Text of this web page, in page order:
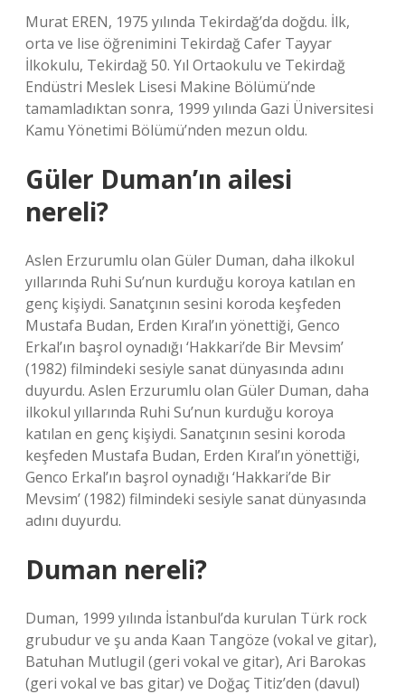
Murat EREN, 1975 yılında Tekirdağ’da doğdu. İlk,
orta ve lise öğrenimini Tekirdağ Cafer Tayyar
İlkokulu, Tekirdağ 50. Yıl Ortaokulu ve Tekirdağ
Endüstri Meslek Lisesi Makine Bölümü’nde
tamamladıktan sonra, 1999 yılında Gazi Üniversitesi
Kamu Yönetimi Bölümü’nden mezun oldu.
Güler Duman’ın ailesi
nereli?
Aslen Erzurumlu olan Güler Duman, daha ilkokul
yıllarında Ruhi Su’nun kurduğu koroya katılan en
genç kişiydi. Sanatçının sesini koroda keşfeden
Mustafa Budan, Erden Kıral’ın yönettiği, Genco
Erkal’ın başrol oynadığı ‘Hakkari’de Bir Mevsim’
(1982) filmindeki sesiyle sanat dünyasında adını
duyurdu. Aslen Erzurumlu olan Güler Duman, daha
ilkokul yıllarında Ruhi Su’nun kurduğu koroya
katılan en genç kişiydi. Sanatçının sesini koroda
keşfeden Mustafa Budan, Erden Kıral’ın yönettiği,
Genco Erkal’ın başrol oynadığı ‘Hakkari’de Bir
Mevsim’ (1982) filmindeki sesiyle sanat dünyasında
adını duyurdu.
Duman nereli?
Duman, 1999 yılında İstanbul’da kurulan Türk rock
grubudur ve şu anda Kaan Tangöze (vokal ve gitar),
Batuhan Mutlugil (geri vokal ve gitar), Ari Barokas
(geri vokal ve bas gitar) ve Doğaç Titiz’den (davul)